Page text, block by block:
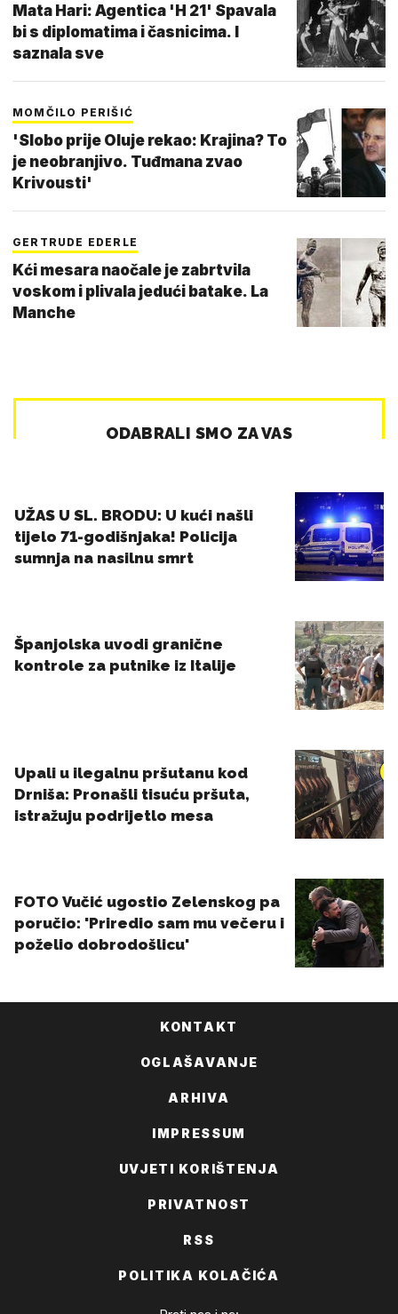
Mata Hari: Agentica 'H 21' Spavala
bi s diplomatima i časnicima. I
saznala sve
MOMČILO PERIŠIĆ
'Slobo prije Oluje rekao: Krajina? To
je neobranjivo. Tuđmana zvao
Krivousti'
GERTRUDE EDERLE
Kći mesara naočale je zabrtvila
voskom i plivala jedući batake. La
Manche
KONTAKT
OGLAŠAVANJE
ARHIVA
IMPRESSUM
UVJETI KORIŠTENJA
PRIVATNOST
RSS
POLITIKA KOLAČIĆA